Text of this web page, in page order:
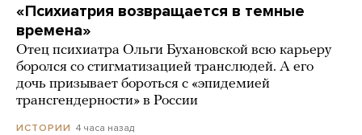
«Психиатрия возвращается в темные
времена»
Отец психиатра Ольги Бухановской всю карьеру
боролся со стигматизацией транслюдей. А его
дочь призывает бороться с «эпидемией
трансгендерности» в России
ИСТОРИИ 4 часа назад